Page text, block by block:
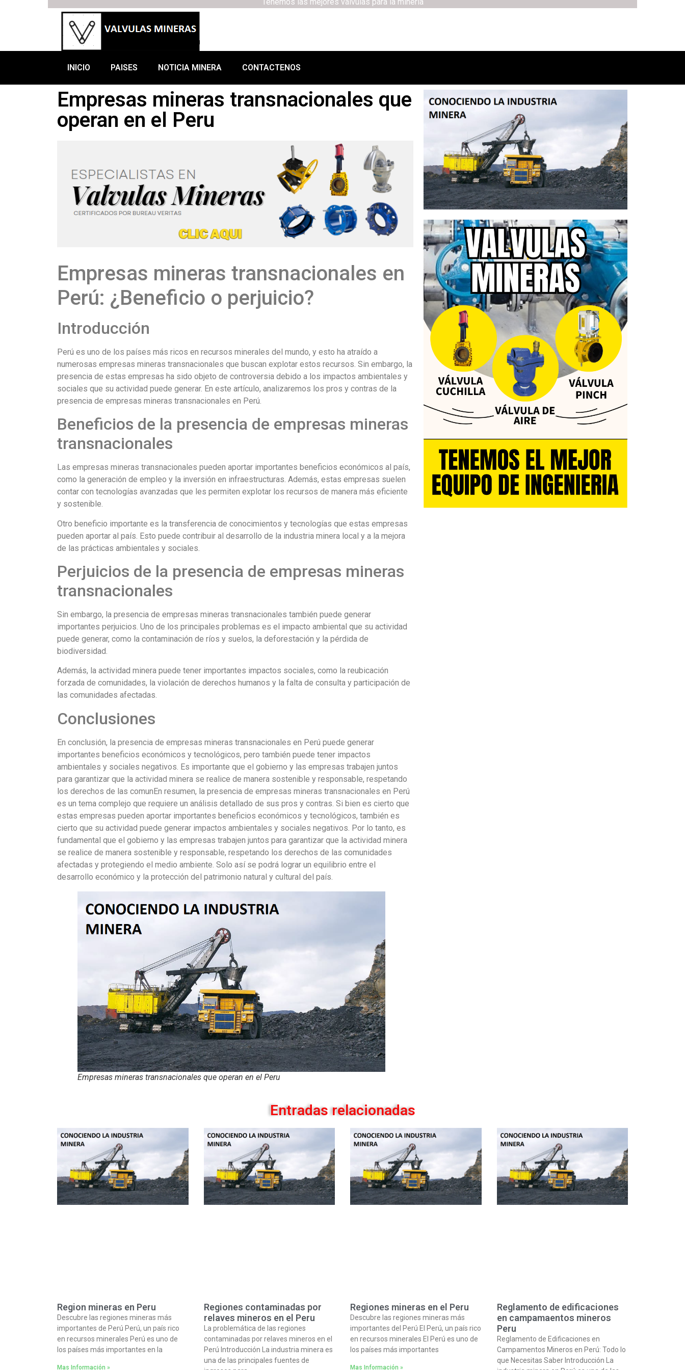
INICIO PAISES NOTICIA MINERA CONTACTENOS
Empresas mineras transnacionales que
operan en el Peru
Empresas mineras transnacionales en
Perú: ¿Beneficio o perjuicio?
Introducción
Perú es uno de los países más ricos en recursos minerales del mundo, y esto ha atraído a
numerosas empresas mineras transnacionales que buscan explotar estos recursos. Sin embargo, la
presencia de estas empresas ha sido objeto de controversia debido a los impactos ambientales y
sociales que su actividad puede generar. En este artículo, analizaremos los pros y contras de la
presencia de empresas mineras transnacionales en Perú.
Beneficios de la presencia de empresas mineras
transnacionales
Las empresas mineras transnacionales pueden aportar importantes beneficios económicos al país,
como la generación de empleo y la inversión en infraestructuras. Además, estas empresas suelen
contar con tecnologías avanzadas que les permiten explotar los recursos de manera más eficiente
y sostenible.
Otro beneficio importante es la transferencia de conocimientos y tecnologías que estas empresas
pueden aportar al país. Esto puede contribuir al desarrollo de la industria minera local y a la mejora
de las prácticas ambientales y sociales.
Perjuicios de la presencia de empresas mineras
transnacionales
Sin embargo, la presencia de empresas mineras transnacionales también puede generar
importantes perjuicios. Uno de los principales problemas es el impacto ambiental que su actividad
puede generar, como la contaminación de ríos y suelos, la deforestación y la pérdida de
biodiversidad.
Además, la actividad minera puede tener importantes impactos sociales, como la reubicación
forzada de comunidades, la violación de derechos humanos y la falta de consulta y participación de
las comunidades afectadas.
Conclusiones
En conclusión, la presencia de empresas mineras transnacionales en Perú puede generar
importantes beneficios económicos y tecnológicos, pero también puede tener impactos
ambientales y sociales negativos. Es importante que el gobierno y las empresas trabajen juntos
para garantizar que la actividad minera se realice de manera sostenible y responsable, respetando
los derechos de las comunEn resumen, la presencia de empresas mineras transnacionales en Perú
es un tema complejo que requiere un análisis detallado de sus pros y contras. Si bien es cierto que
estas empresas pueden aportar importantes beneficios económicos y tecnológicos, también es
cierto que su actividad puede generar impactos ambientales y sociales negativos. Por lo tanto, es
fundamental que el gobierno y las empresas trabajen juntos para garantizar que la actividad minera
se realice de manera sostenible y responsable, respetando los derechos de las comunidades
afectadas y protegiendo el medio ambiente. Solo así se podrá lograr un equilibrio entre el
desarrollo económico y la protección del patrimonio natural y cultural del país.
Empresas mineras transnacionales que operan en el Peru
Entradas relacionadas
Region mineras en Peru
Descubre las regiones mineras más
importantes de Perú Perú, un país rico
en recursos minerales Perú es uno de
los países más importantes en la
Mas Información »
Regiones contaminadas por
relaves mineros en el Peru
La problemática de las regiones
contaminadas por relaves mineros en el
Perú Introducción La industria minera es
una de las principales fuentes de
Regiones mineras en el Peru
Descubre las regiones mineras más
importantes del Perú El Perú, un país rico
en recursos minerales El Perú es uno de
los países más importantes
Mas Información »
Reglamento de edificaciones
en campamaentos mineros
Peru
Reglamento de Edificaciones en
Campamentos Mineros en Perú: Todo lo
que Necesitas Saber Introducción La